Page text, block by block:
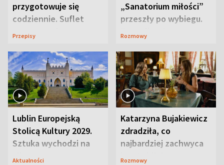
przygotowuje się
codziennie. Suflet
serowy zachwyca
Przepisy
„Sanatorium miłości”
przeszły po wybiegu.
Te stylizacje
Rozmowy
Lublin Europejską
Stolicą Kultury 2029.
Sztuka wychodzi na
ulice
Aktualności
Katarzyna Bujakiewicz
zdradziła, co
najbardziej zachwyca
ją w Lublinie
Rozmowy